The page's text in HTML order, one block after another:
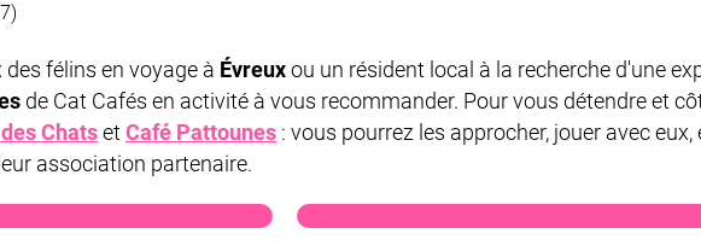
félins en voyage à Évreuxou un résident local à la recherche d'une
de Cat Cafés en activité à vous recommander. Pour vous détendre et
ChatsetCafé Pattounes : vous pourrez les approcher, jouer avec eux,
association partenaire.
des Chats Café